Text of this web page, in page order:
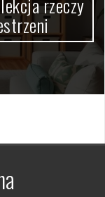
po kroku